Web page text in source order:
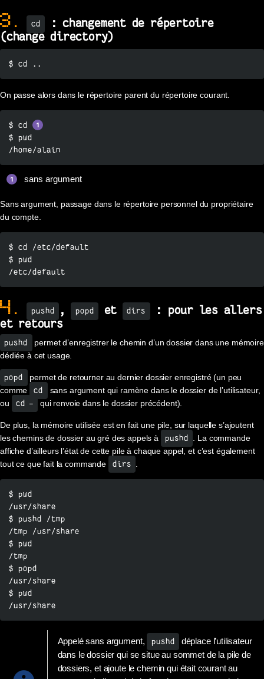
3. cd
: changement de répertoire
(change directory)
$ cd ..
On passe alors dans le répertoire parent du répertoire courant.
$ cd
$ pwd
/home/alain
sans argument
Sans argument, passage dans le répertoire personnel du propriétaire
du compte.
$ cd /etc/default
$ pwd
/etc/default
4. pushd , popd et dirs
: pour les allers
et retours
pushd
permet d’enregistrer le chemin d’un dossier dans une mémoire
dédiée à cet usage.
popd
permet de retourner au dernier dossier enregistré (un peu
comme
cd
sans argument qui ramène dans le dossier de l’utilisateur,
ou
cd - qui renvoie dans le dossier précédent).
De plus, la mémoire utilisée est en fait une pile, sur laquelle s’ajoutent
les chemins de dossier au gré des appels à
pushd
. La commande
affiche d’ailleurs l’état de cette pile à chaque appel, et c’est également
tout ce que fait la commande
dirs
$ pwd
/usr/share
$ pushd /tmp
/tmp /usr/share
$ pwd
/tmp
$ popd
/usr/share
$ pwd
/usr/share
Appelé sans argument, pushd
déplace l’utilisateur
dans le dossier qui se situe au sommet de la pile de
dossiers, et ajoute le chemin qui était courant au